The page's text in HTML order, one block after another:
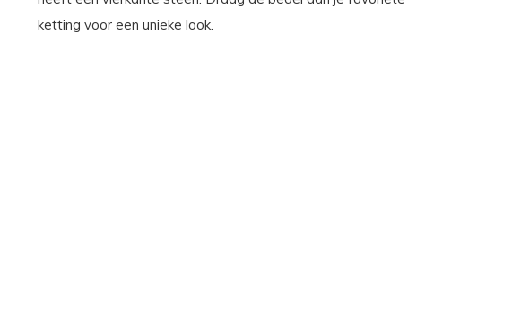
ketting voor een unieke look.